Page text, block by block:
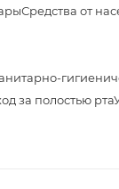
Средства от
за полостью рта